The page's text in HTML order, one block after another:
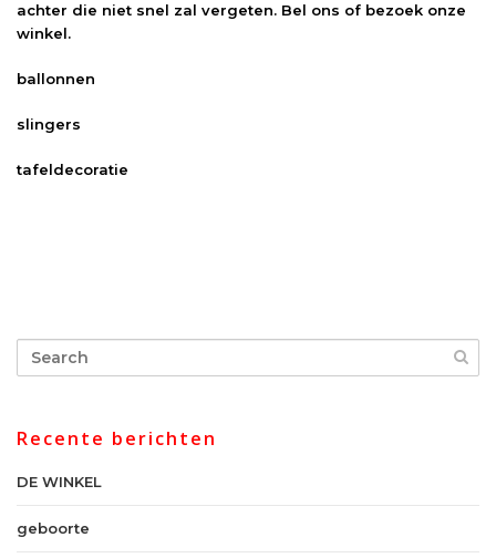
achter die niet snel zal vergeten. Bel ons of bezoek onze
winkel.
ballonnen
slingers
tafeldecoratie
Recente berichten
DE WINKEL
geboorte